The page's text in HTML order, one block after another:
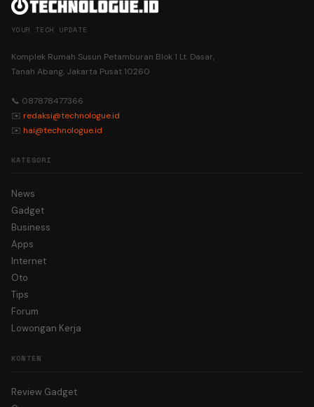
YOUR TECH UPDATE
Komplek Rumah Susun Petamburan Blok 1 Lt. Dasar,
Tanah Abang, Jakarta Pusat 10260
📞 087878477366
✉️ redaksi@technologue.id
✉️ hai@technologue.id
KATEGORI
News
Gadget
Business
Apps
Internet
Oto
Tips
Forum
Lowongan Kerja
KONTEN
Review Gadget